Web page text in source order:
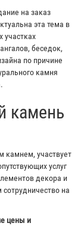
на заказ
эта тема в
участках
беседок,
по причине
камня
камень
камнем, участвует
услуг
декора и
на
цены и